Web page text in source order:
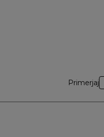
Primerjaj